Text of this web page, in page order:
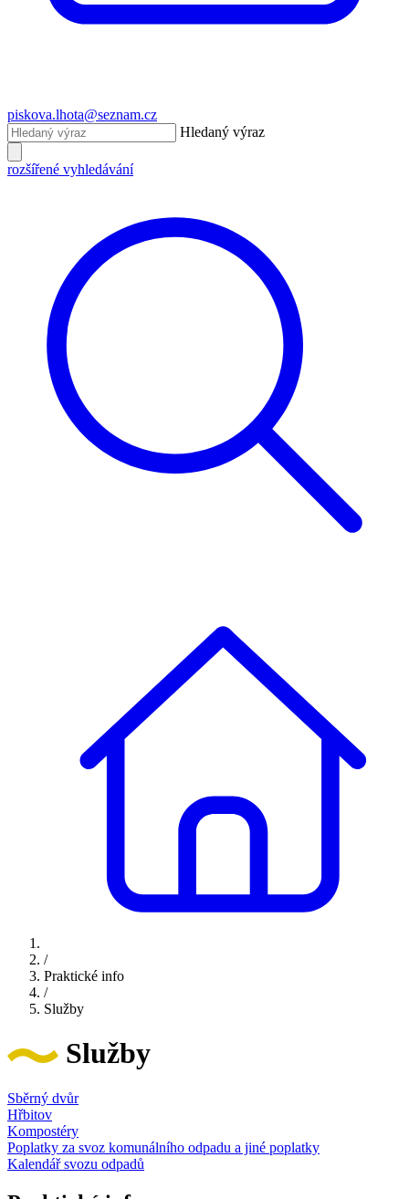
piskova.lhota@seznam.cz
Hledaný výraz
rozšířené vyhledávání
/
Praktické info
/
Služby
Služby
Sběrný dvůr
Hřbitov
Kompostéry
Poplatky za svoz komunálního odpadu a jiné poplatky
Kalendář svozu odpadů